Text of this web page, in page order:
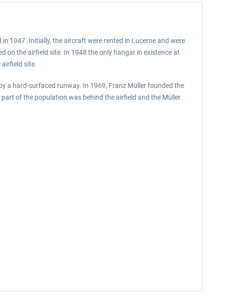
1947. Initially, the aircraft were rented in Lucerne and were
on the airfield site. In 1948 the only hangar in existence at
site.
a hard-surfaced runway. In 1969, Franz Müller founded the
of the population was behind the airfield and the Müller